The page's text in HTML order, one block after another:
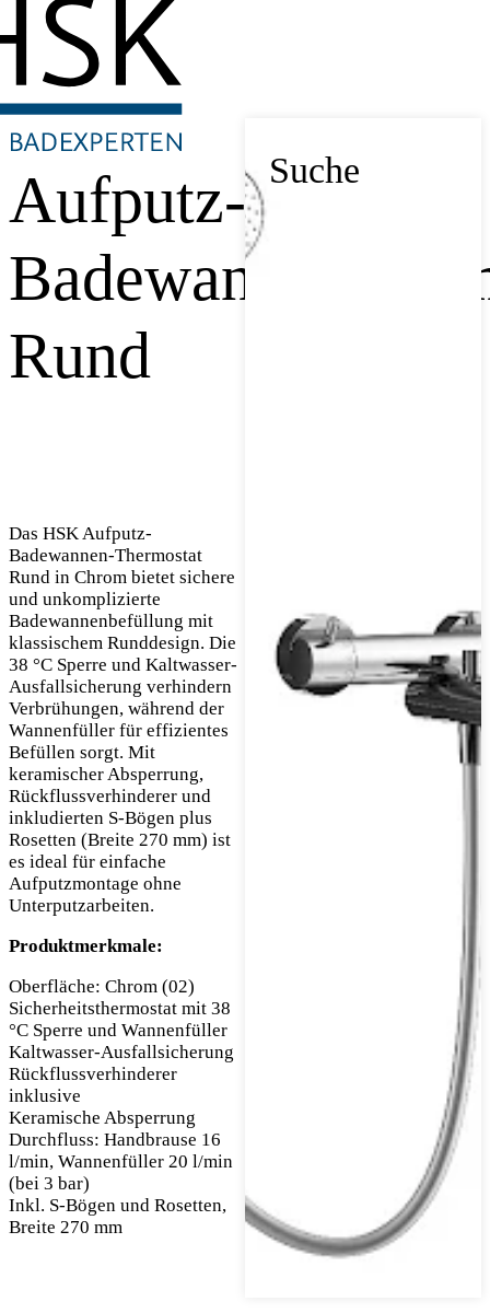
Suche
Aufputz-
Rund
Das HSK Aufputz-
Badewannen-Thermostat
Rund in Chrom bietet sichere
und unkomplizierte
Badewannenbefüllung mit
klassischem Runddesign. Die
38 °C Sperre und Kaltwasser-
Ausfallsicherung verhindern
Verbrühungen, während der
Wannenfüller für effizientes
Befüllen sorgt. Mit
keramischer Absperrung,
Rückflussverhinderer und
inkludierten S-Bögen plus
Rosetten (Breite 270 mm) ist
es ideal für einfache
Aufputzmontage ohne
Unterputzarbeiten.
Produktmerkmale:
Oberfläche: Chrom (02)
Sicherheitsthermostat mit 38
°C Sperre und Wannenfüller
Kaltwasser-Ausfallsicherung
Rückflussverhinderer
inklusive
Keramische Absperrung
Durchfluss: Handbrause 16
l/min, Wannenfüller 20 l/min
(bei 3 bar)
Inkl. S-Bögen und Rosetten,
Breite 270 mm